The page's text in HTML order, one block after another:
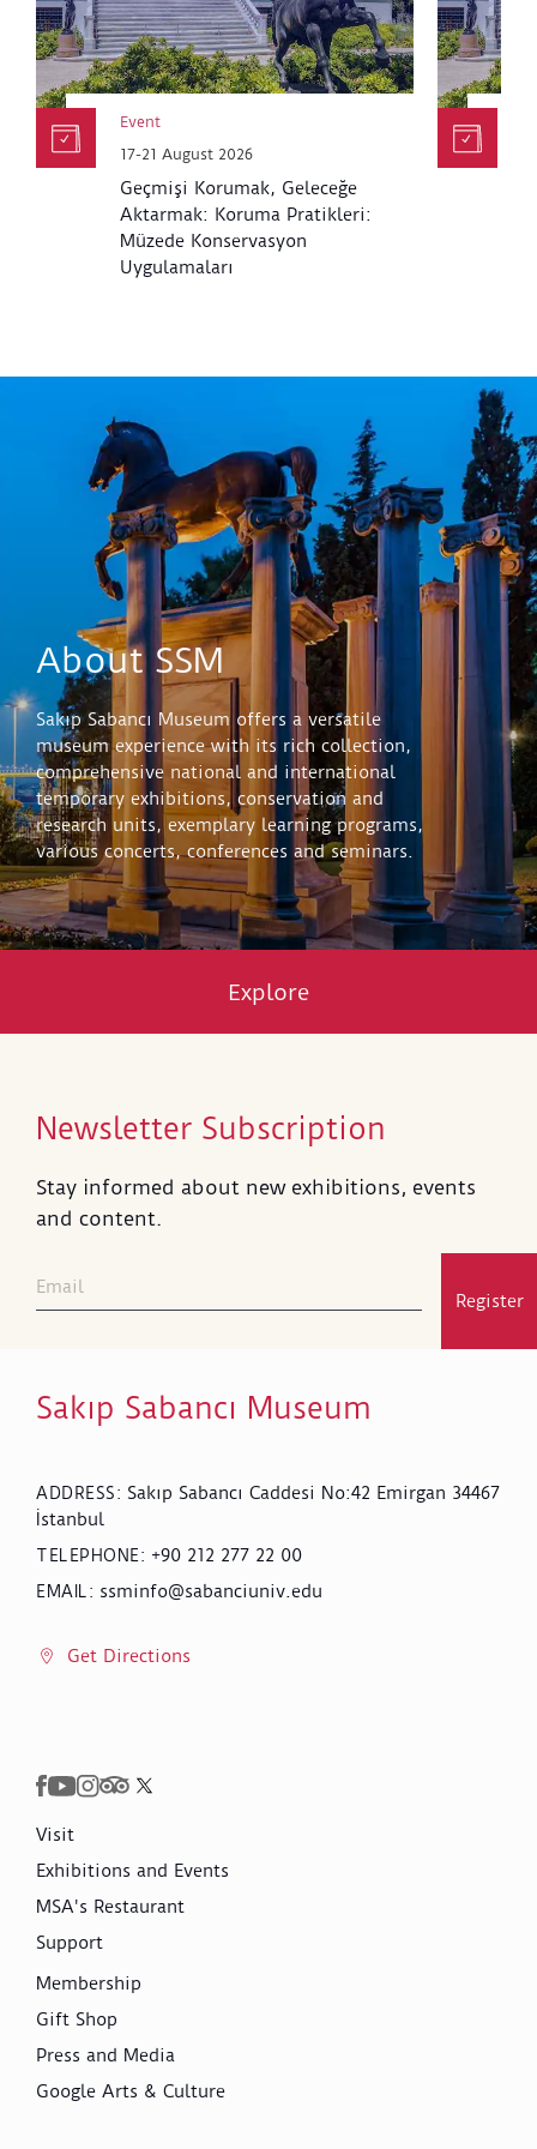
Event
17-21 August 2026
Geçmişi Korumak, Geleceğe
Aktarmak: Koruma Pratikleri:
Müzede Konservasyon
Uygulamaları
About SSM
Sakıp Sabancı Museum offers a versatile
museum experience with its rich collection,
comprehensive national and international
temporary exhibitions, conservation and
research units, exemplary learning programs,
various concerts, conferences and seminars.
Explore
Newsletter Subscription
Stay informed about new exhibitions, events
and content.
Register
Sakıp Sabancı Museum
ADDRESS: Sakıp Sabancı Caddesi No:42 Emirgan 34467
İstanbul
TELEPHONE: +90 212 277 22 00
EMAIL : ssminfo@sabanciuniv.edu
Get Directions
Visit
Exhibitions and Events
MSA's Restaurant
Support
Membership
Gift Shop
Press and Media
Google Arts & Culture